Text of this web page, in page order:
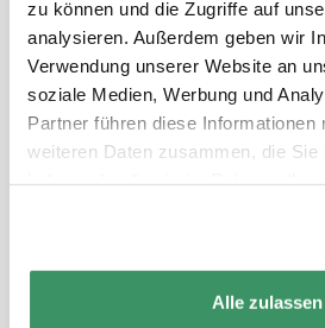
zu können und die Zugriffe auf
analysieren. Außerdem geben wir
Verwendung unserer Website an
soziale Medien, Werbung und
Partner führen diese Informationen
weiteren Daten zusammen, die Sie
Alle zulassen
Generationenverbindendes
Ausland, Ganze Schweiz
Gemeinsam mit den
Angehörigen und
Alterszentrums Parks,
welchem jeder Mensch blüht.